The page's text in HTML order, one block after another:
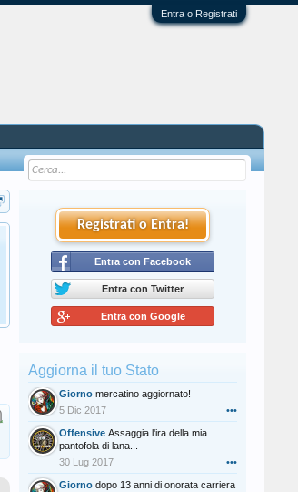
Entra o Registrati
Tutti gli utenti che partecipano al
cliccando qui di seguito:Regolamento
Registrati o Entra!
Entra con Facebook
Entra con Twitter
Entra con Google
Aggiorna il tuo Stato
Giorno mercatino aggiornato!
5 Dic 2017
•••
Offensive Assaggia l'ira della mia
pantofola di lana...
30 Lug 2017
•••
Giorno dopo 13 anni di onorata carriera